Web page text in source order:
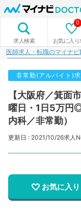
求人検索 お気に入り
0
医師求人・転職のマイナ
非常勤(アルバイト)求
【大阪府／箕面
曜日・1日5万円
内科／非常勤）
更新日 : 2021/10/26求人
お気に入り